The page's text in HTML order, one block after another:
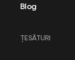
Blog
ȚESĂTURI